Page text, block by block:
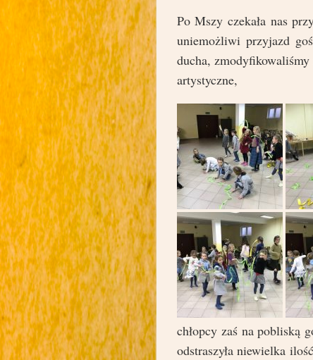
Po Mszy czekała nas
uniemożliwi przyjazd
ducha,
artystyczne,
chłopcy zaś na pobliską
odstraszyła niewielka